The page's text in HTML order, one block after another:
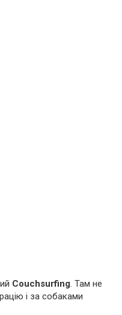
Couchsurfing. Там не
і за собаками